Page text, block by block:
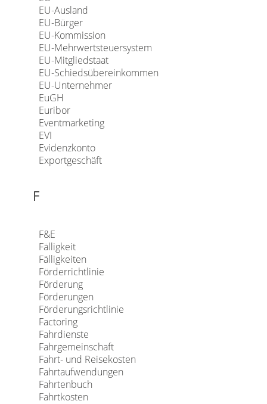
EU-Ausland
EU-Bürger
EU-Kommission
EU-Mehrwertsteuersystem
EU-Mitgliedstaat
EU-Schiedsübereinkommen
EU-Unternehmer
EuGH
Euribor
Eventmarketing
EVI
Evidenzkonto
Exportgeschäft
F
F&E
Fälligkeit
Fälligkeiten
Förderrichtlinie
Förderung
Förderungen
Förderungsrichtlinie
Factoring
Fahrdienste
Fahrgemeinschaft
Fahrt- und Reisekosten
Fahrtaufwendungen
Fahrtenbuch
Fahrtkosten